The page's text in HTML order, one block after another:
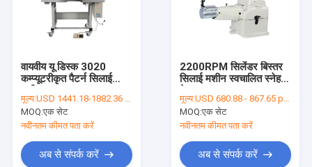
वायवीय यू डिस्क 3020
कम्प्यूटरीकृत पैटर्न सिलाई
मूल्य:USD 1441.18-1882.36 per set
MOQ:एक सेट
नवीनतम कीमत पता करें
अब से संपर्क करें
2200RPM सिलेंडर बिस्तर
सिलाई मशीन स्वचालित स्नेहन
मूल्य:USD 680.88 - 867.65 per set
MOQ:एक सेट
नवीनतम कीमत पता करें
अब से संपर्क करें